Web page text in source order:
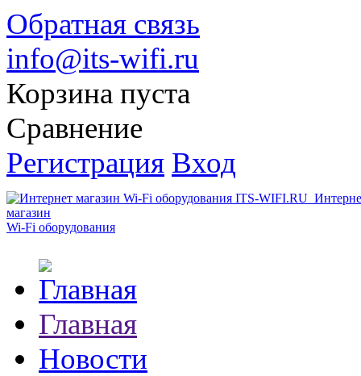
Обратная связь
info@its-wifi.ru
Корзина пуста
Сравнение
Регистрация Вход
магазин
Wi-Fi оборудования
Главная
Новости